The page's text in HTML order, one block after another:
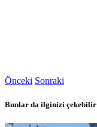
Önceki Sonraki
Bunlar da ilginizi çekebilir